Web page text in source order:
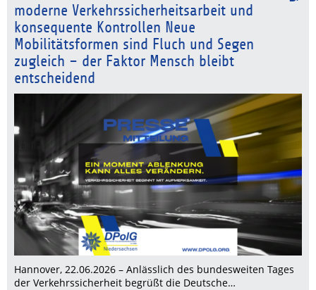
moderne Verkehrssicherheitsarbeit und
konsequente Kontrollen Neue
Mobilitätsformen sind Fluch und Segen
zugleich – der Faktor Mensch bleibt
entscheidend
Hannover, 22.06.2026 – Anlässlich des bundesweiten Tages
der Verkehrssicherheit begrüßt die Deutsche…